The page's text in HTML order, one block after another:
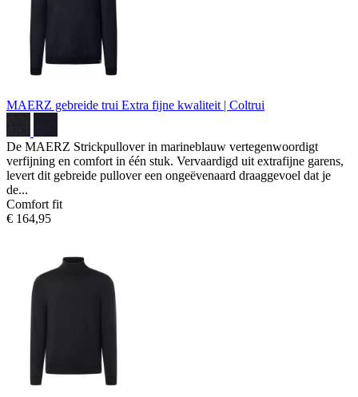
MAERZ gebreide trui Extra fijne kwaliteit | Coltrui
De MAERZ Strickpullover in marineblauw vertegenwoordigt
verfijning en comfort in één stuk. Vervaardigd uit extrafijne garens,
levert dit gebreide pullover een ongeëvenaard draaggevoel dat je
de...
Comfort fit
€ 164,95